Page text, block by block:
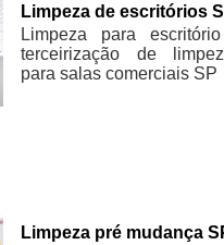
Limpeza de escritórios
Limpeza para
terceirização de
para salas comerciais SP
Limpeza pré mudança